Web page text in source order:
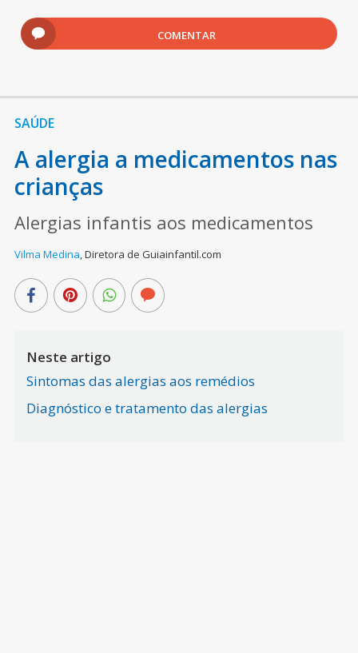
COMENTAR
SAÚDE
A alergia a medicamentos nas
crianças
Alergias infantis aos medicamentos
Vilma Medina,Diretora de Guiainfantil.com
Neste artigo
Sintomas das alergias aos remédios
Diagnóstico e tratamento das alergias